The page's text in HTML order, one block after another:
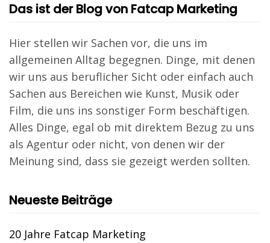
Das ist der Blog von Fatcap Marketing
Hier stellen wir Sachen vor, die uns im
allgemeinen Alltag begegnen. Dinge, mit denen
wir uns aus beruflicher Sicht oder einfach auch
Sachen aus Bereichen wie Kunst, Musik oder
Film, die uns ins sonstiger Form beschäftigen.
Alles Dinge, egal ob mit direktem Bezug zu uns
als Agentur oder nicht, von denen wir der
Meinung sind, dass sie gezeigt werden sollten.
Neueste Beiträge
20 Jahre Fatcap Marketing